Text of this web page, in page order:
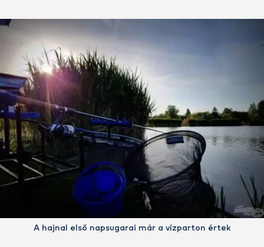
A hajnal első napsugarai már a vízparton értek